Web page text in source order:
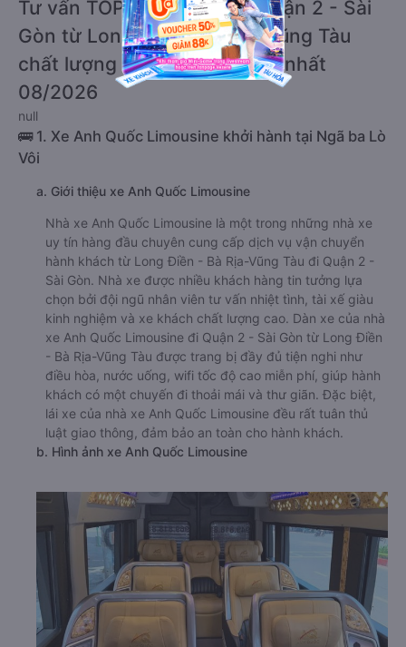
Tư vấn TOP 5 xe khách đi Quận 2 - Sài
Gòn từ Long Điền - Bà Rịa-Vũng Tàu
chất lượng cao, uy tín, giá rẻ nhất
08/2026
null
🚌 1. Xe Anh Quốc Limousine khởi hành tại Ngã ba Lò
Vôi
a. Giới thiệu xe Anh Quốc Limousine
Nhà xe Anh Quốc Limousine là một trong những nhà xe
uy tín hàng đầu chuyên cung cấp dịch vụ vận chuyển
hành khách từ Long Điền - Bà Rịa-Vũng Tàu đi Quận 2 -
Sài Gòn. Nhà xe được nhiều khách hàng tin tưởng lựa
chọn bởi đội ngũ nhân viên tư vấn nhiệt tình, tài xế giàu
kinh nghiệm và xe khách chất lượng cao. Dàn xe của nhà
xe Anh Quốc Limousine đi Quận 2 - Sài Gòn từ Long Điền
- Bà Rịa-Vũng Tàu được trang bị đầy đủ tiện nghi như
điều hòa, nước uống, wifi tốc độ cao miễn phí, giúp hành
khách có một chuyến đi thoải mái và thư giãn. Đặc biệt,
lái xe của nhà xe Anh Quốc Limousine đều rất tuân thủ
luật giao thông, đảm bảo an toàn cho hành khách.
b. Hình ảnh xe Anh Quốc Limousine